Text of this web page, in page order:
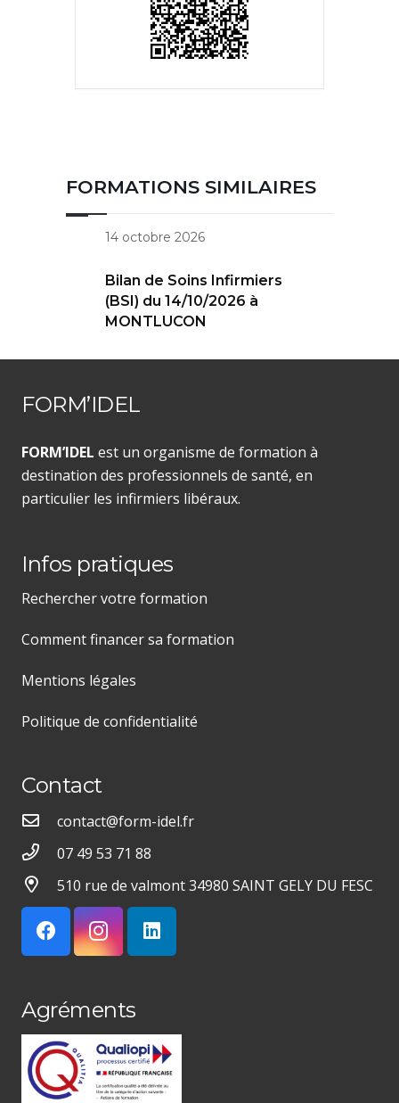
FORMATIONS SIMILAIRES
14 octobre 2026
Bilan de Soins Infirmiers
(BSI) du 14/10/2026 à
MONTLUCON
FORM’IDEL
FORM’IDEL est un organisme de formation à
destination des professionnels de santé, en
particulier les infirmiers libéraux.
Infos pratiques
Rechercher votre formation
Comment financer sa formation
Mentions légales
Politique de confidentialité
Contact
contact@form-idel.fr
07 49 53 71 88
510 rue de valmont 34980 SAINT GELY DU FESC
Agréments